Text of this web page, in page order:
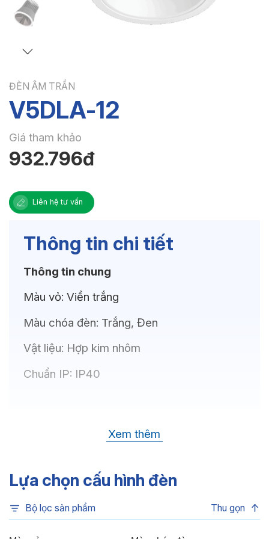
ĐÈN ÂM TRẦN
V5DLA-12
Giá tham khảo
932.796đ
Liên hệ tư vấn
Thông tin chi tiết
Thông tin chung
Màu vỏ: Viền trắng
Màu chóa đèn: Trắng, Đen
Vật liệu: Hợp kim nhôm
Chuẩn IP: IP40
OSRAM(GERMANY)
Nhiệt độ màu:6500K, 4000K, 3500K,
3000K, 3CCT
Chỉ số hoàn màu:
Xem thêm
Lựa chọn cấu hình đèn
Bộ lọc sản phẩm Thu gọn